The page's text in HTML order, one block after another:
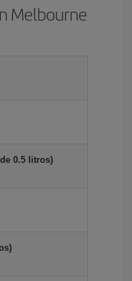
Melbourne
0.5 litros)